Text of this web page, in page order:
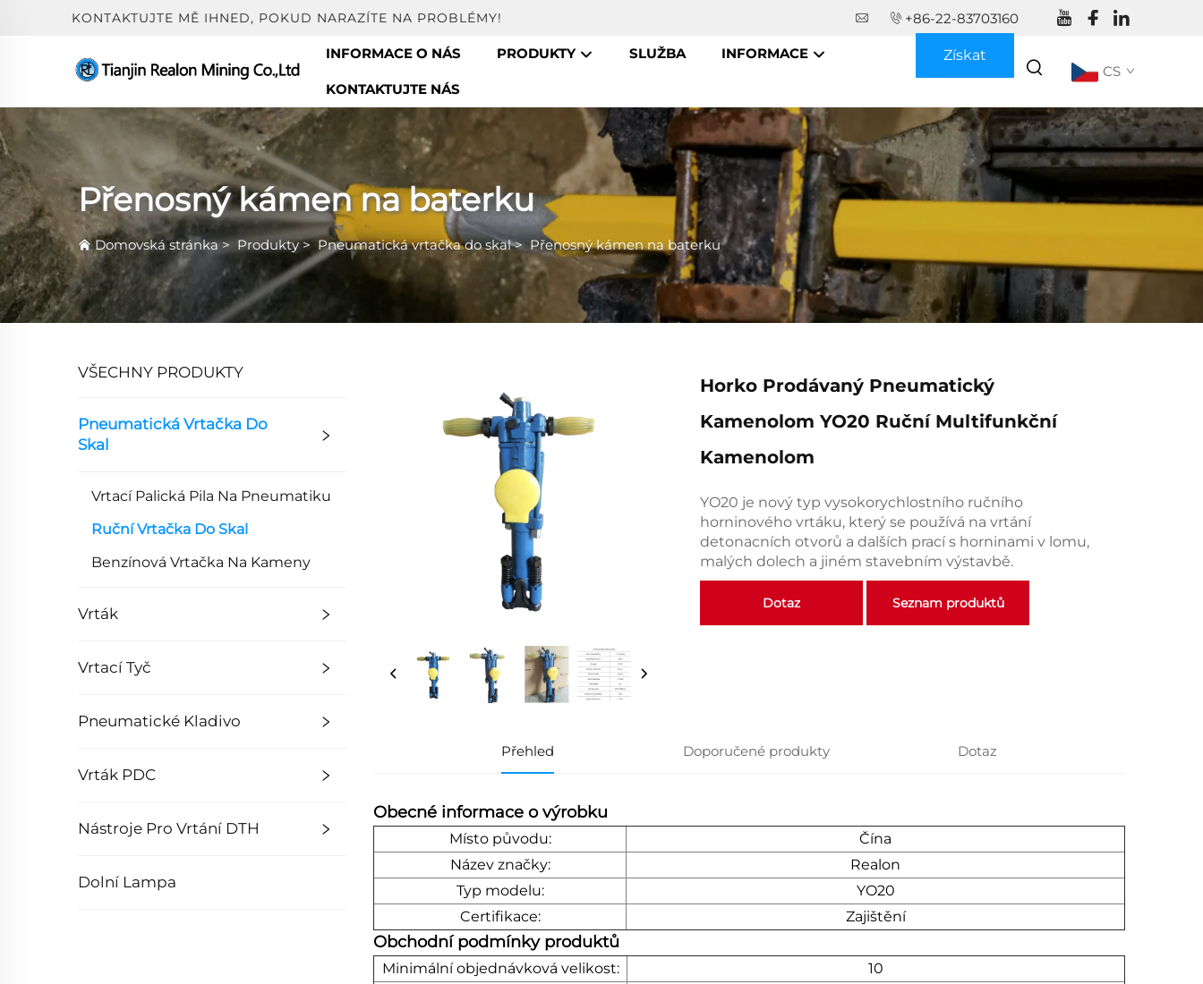
KONTAKTUJTE MĚ IHNED, POKUD NARAZÍTE NA PROBLÉMY! +86-22-83703160
INFORMACE O NÁS PRODUKTY SLUŽBA INFORMACE
KONTAKTUJTE NÁS
Získat
CS
Přenosný kámen na baterku
Domovská stránka> Produkty>Pneumatická vrtačka do skal> Přenosný kámen na baterku
VŠECHNY PRODUKTY
Pneumatická Vrtačka Do
Skal
Vrtací Palická Pila Na Pneumatiku
Ruční Vrtačka Do Skal
Benzínová Vrtačka Na Kameny
Vrták
Vrtací Tyč
Pneumatické Kladivo
Vrták PDC
Nástroje Pro Vrtání DTH
Dolní Lampa
Horko Prodávaný Pneumatický
Kamenolom YO20 Ruční Multifunkční
Kamenolom
YO20 je nový typ vysokorychlostního ručního
horninového vrtáku, který se používá na vrtání
detonacních otvorů a dalších prací s horninami v lomu,
malých dolech a jiném stavebním výstavbě.
Dotaz Seznam produktů
Přehled Doporučené produkty Dotaz
Obecné informace o výrobku
Místo původu:
Čína
Název značky:
Realon
Typ modelu:
YO20
Certifikace:
Zajištění
Obchodní podmínky produktů
Minimální objednávková velikost:
10